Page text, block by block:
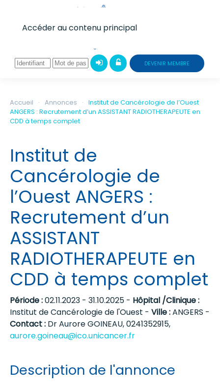
Accéder au contenu principal
DEVENIR MEMBRE
Accueil Annonces
Institut de Cancérologie de l’Ouest
ANGERS : Recrutement d’un ASSISTANT RADIOTHERAPEUTE en
CDD à temps complet
Institut de
Cancérologie de
l’Ouest ANGERS :
Recrutement d’un
ASSISTANT
RADIOTHERAPEUTE en
CDD à temps complet
Période :02.11.2023 - 31.10.2025 - Hôpital /Clinique :
Institut de Cancérologie de l'Ouest - Ville :ANGERS -
Contact : Dr Aurore GOINEAU, 0241352915,
aurore.goineau@ico.unicancer.fr
Description de l'annonce